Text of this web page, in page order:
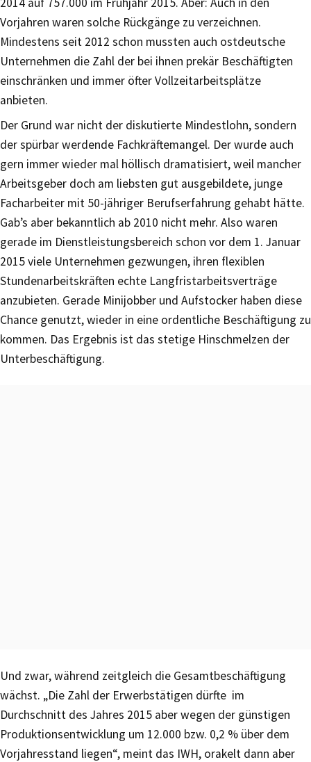
Vorjahren waren solche Rückgänge zu verzeichnen.
Mindestens seit 2012 schon mussten auch ostdeutsche
Unternehmen die Zahl der bei ihnen prekär Beschäftigten
einschränken und immer öfter Vollzeitarbeitsplätze
anbieten.
Der Grund war nicht der diskutierte Mindestlohn, sondern
der spürbar werdende Fachkräftemangel. Der wurde auch
gern immer wieder mal höllisch dramatisiert, weil mancher
Arbeitsgeber doch am liebsten gut ausgebildete, junge
Facharbeiter mit 50-jähriger Berufserfahrung gehabt hätte.
Gab’s aber bekanntlich ab 2010 nicht mehr. Also waren
gerade im Dienstleistungsbereich schon vor dem 1. Januar
2015 viele Unternehmen gezwungen, ihren flexiblen
Stundenarbeitskräften echte Langfristarbeitsverträge
anzubieten. Gerade Minijobber und Aufstocker haben diese
Chance genutzt, wieder in eine ordentliche Beschäftigung zu
kommen. Das Ergebnis ist das stetige Hinschmelzen der
Unterbeschäftigung.
Und zwar, während zeitgleich die Gesamtbeschäftigung
wächst. „Die Zahl der Erwerbstätigen dürfte im
Durchschnitt des Jahres 2015 aber wegen der günstigen
Produktionsentwicklung um 12.000 bzw. 0,2 % über dem
Vorjahresstand liegen“, meint das IWH, orakelt dann aber